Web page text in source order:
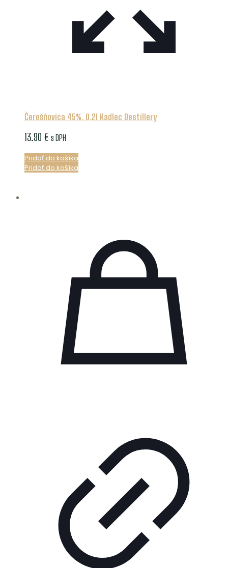
Čerešňovica 45%, 0,2l Kadlec Destillery
13.90 € s DPH
Pridať do košíka
Pridať do košíka